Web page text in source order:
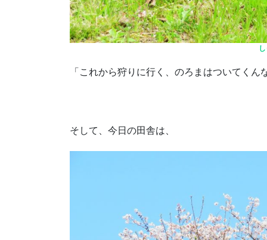
「これから狩りに行く、のろまはついてく
そして、今日の田舎は、